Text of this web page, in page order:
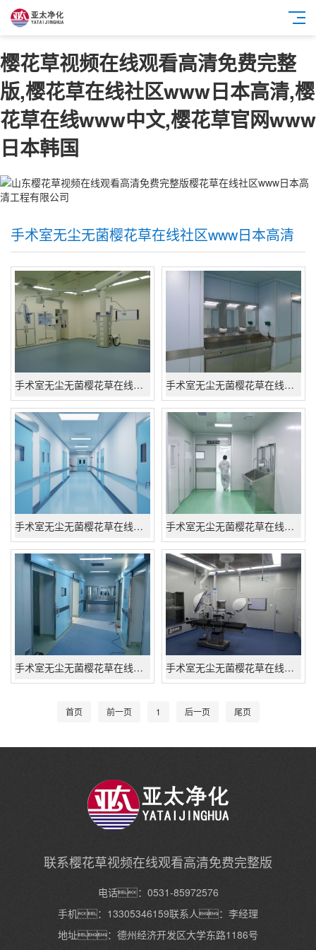
樱花草视频在线观看高清免费完整
版,樱花草在线社区www日本高清,樱
花草在线www中文,樱花草官网www
日本韩国
手术室无尘无菌樱花草在线社区www日本高清
手术室无尘无菌樱花草在线社区www日本高清工程 手术室无尘无菌樱花草在线社区www日本高清工程
手术室无尘无菌樱花草在线社区www日本高清工程 手术室无尘无菌樱花草在线社区www日本高清工程
手术室无尘无菌樱花草在线社区www日本高清工程 手术室无尘无菌樱花草在线社区www日本高清工程
首页 前一页 1 后一页 尾页
联系樱花草视频在线观看高清免费完整版
电话：0531-85972576
手机：13305346159联系人：李经理
地址：德州经济开发区大学东路1186号